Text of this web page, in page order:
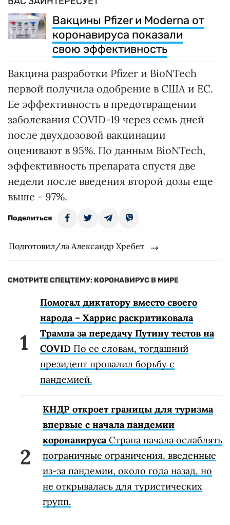
Вакцины Pfizer и Moderna от
коронавируса показали
свою эффективность
Вакцина разработки Pfizer и BioNTech
первой получила одобрение в США и ЕС.
Ее эффективность в предотвращении
заболевания COVID-19 через семь дней
после двухдозовой вакцинации
оценивают в 95%. По данным BioNTech,
эффективность препарата спустя две
недели после введения второй дозы еще
выше - 97%.
Поделиться
Подготовил/ла Александр Хребет
СМОТРИТЕ СПЕЦТЕМУ: КОРОНАВИРУС В МИРЕ
Помогал диктатору вместо своего
народа – Харрис раскритиковала
Трампа за передачу Путину тестов на
COVID По ее словам, тогдашний
президент провалил борьбу с
пандемией.
КНДР откроет границы для туризма
впервые с начала пандемии
коронавирусаСтрана начала ослаблять
пограничные ограничения, введенные
из-за пандемии, около года назад, но
не открывалась для туристических
групп.